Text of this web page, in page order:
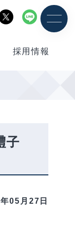
採用情報
子
05月27日